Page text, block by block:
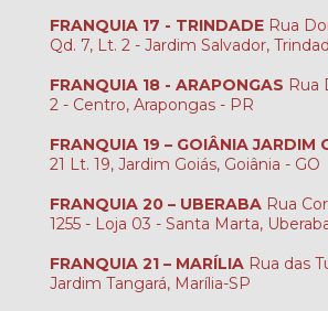
FRANQUIA 17 - TRINDADE Rua
Qd. 7, Lt. 2 - Jardim Salvador,
FRANQUIA 18 - ARAPONGAS Rua
2 - Centro, Arapongas - PR
FRANQUIA 19 – GOIÂNIA JARDIM
21 Lt. 19, Jardim Goiás, Goiânia - GO
FRANQUIA 20 – UBERABA Rua
1255 - Loja 03 - Santa Marta,
FRANQUIA 21 – MARÍLIA Rua das
Jardim Tangará, Marília-SP